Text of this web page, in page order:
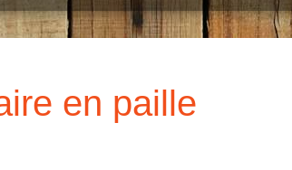
en paille